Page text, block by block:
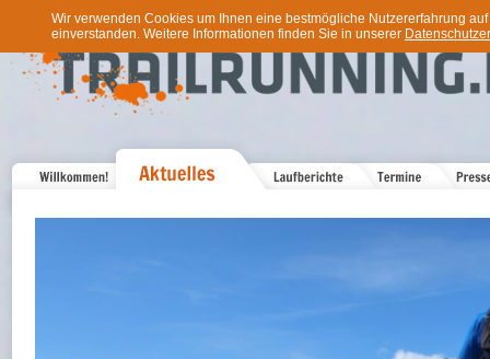
Wir verwenden Cookies um Ihnen eine bestmögliche Nutzererfahrung
einverstanden. Weitere Informationen finden Sie in unserer